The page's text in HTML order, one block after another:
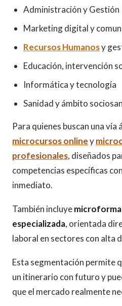
Administración y Gestión
Marketing digital y
Recursos Humanosy
Educación, intervención
Informática y tecnología
Sanidad y ámbito
Para quienes buscan una vía
microcursos onliney
profesionales, diseñados
competencias específicas
inmediato.
También incluye
especializada, orientada
laboral en sectores con alta
Esta segmentación permite
un itinerario con futuro y
que el mercado realmente